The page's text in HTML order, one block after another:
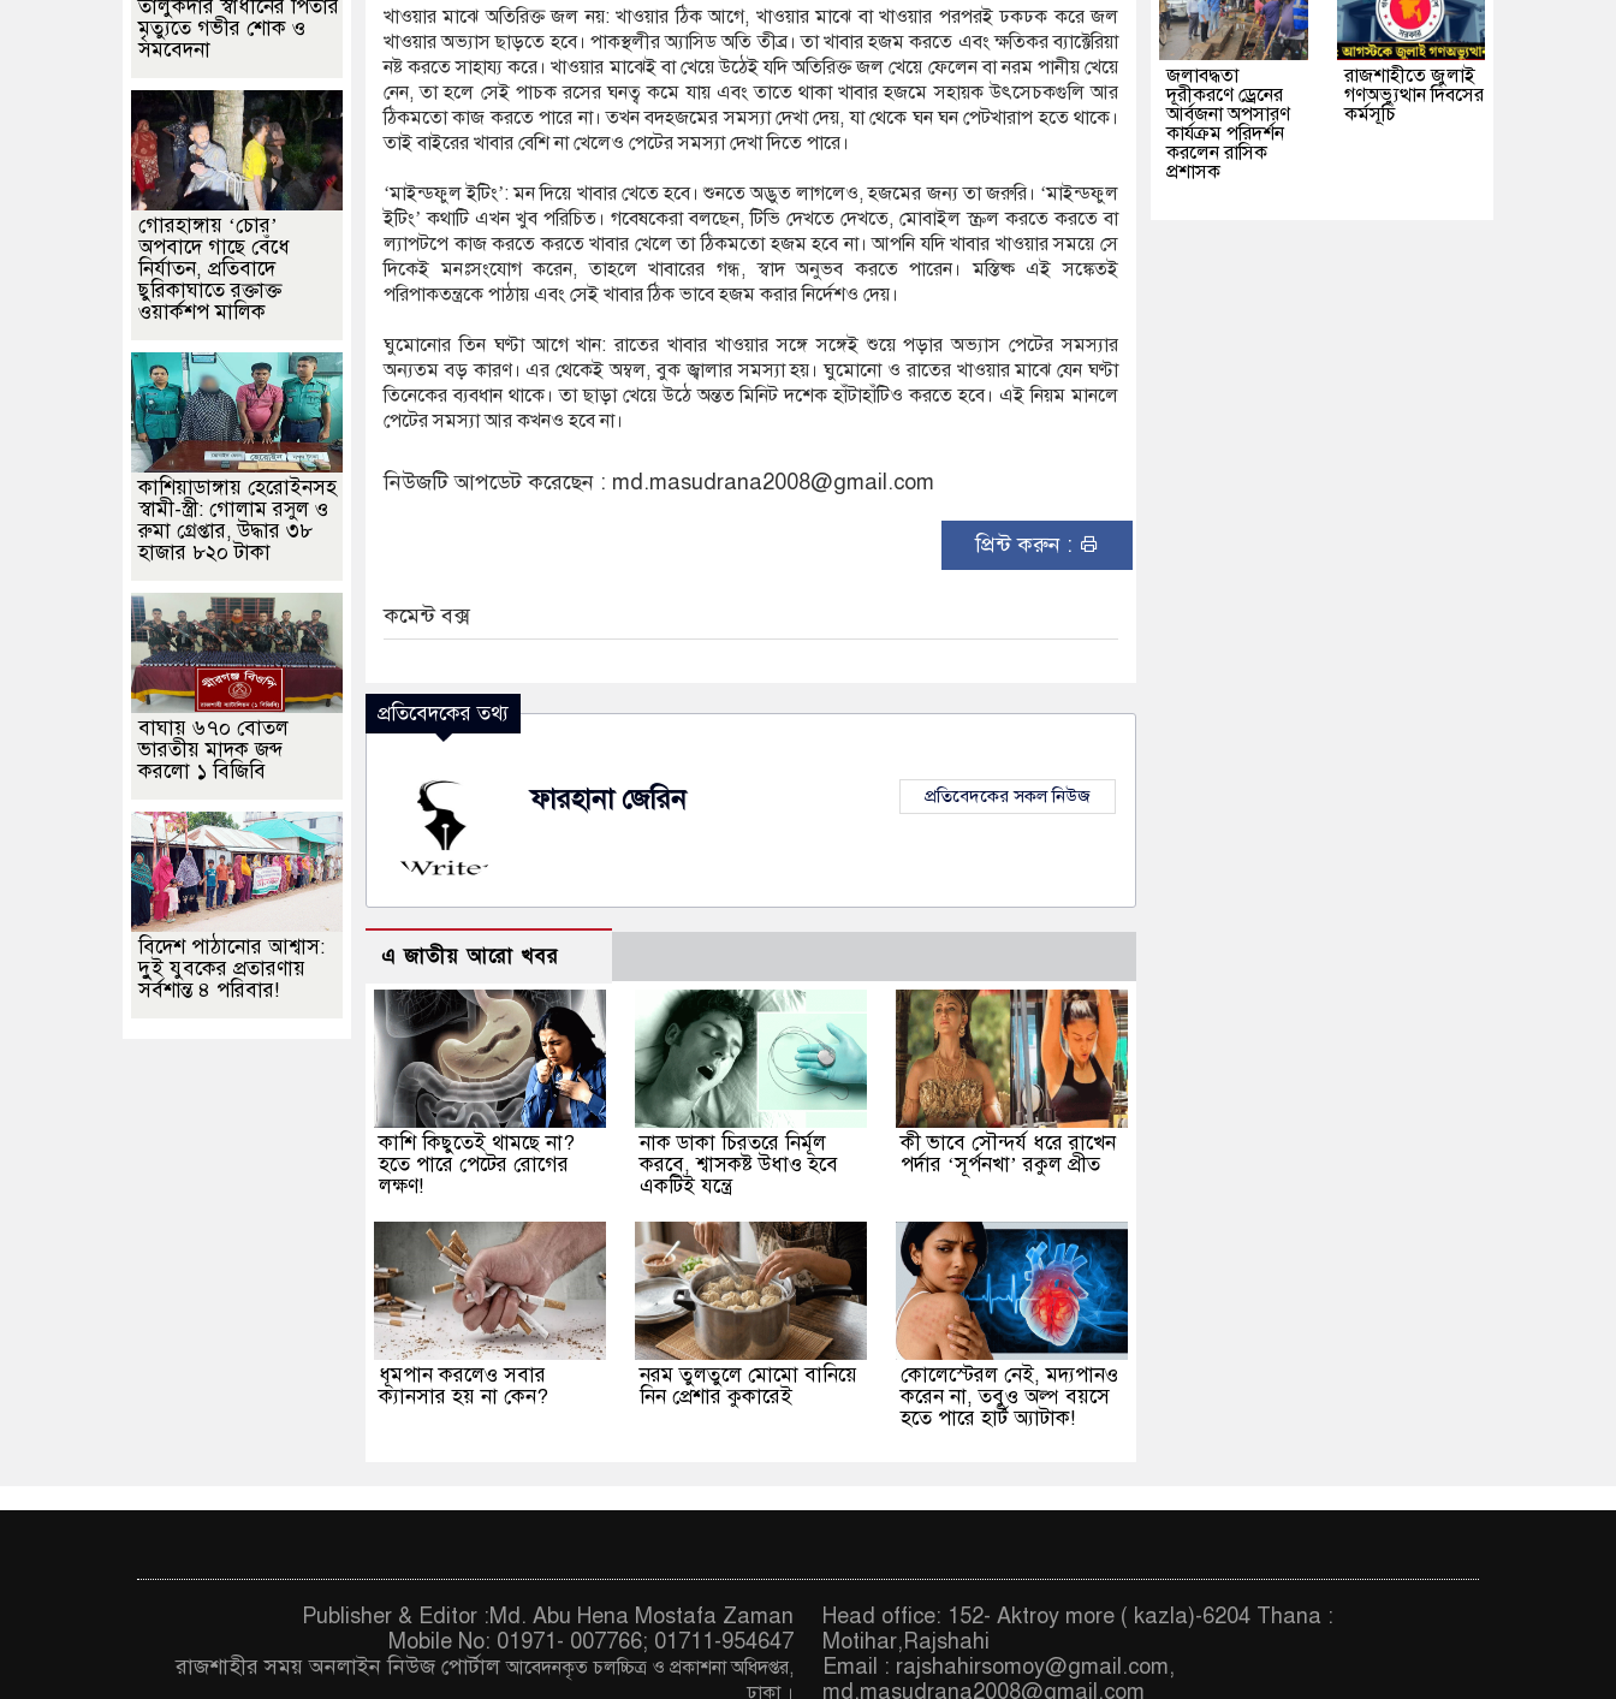
খাওয়ার মাঝে অতিরিক্ত জল নয়: খাওয়ার ঠিক আগে, খাওয়ার মাঝে বা খাওয়ার পরপরই ঢকঢক করে জল
খাওয়ার অভ্যাস ছাড়তে হবে। পাকস্থলীর অ্যাসিড অতি তীব্র। তা খাবার হজম করতে এবং ক্ষতিকর ব্যাক্টেরিয়া
নষ্ট করতে সাহায্য করে। খাওয়ার মাঝেই বা খেয়ে উঠেই যদি অতিরিক্ত জল খেয়ে ফেলেন বা নরম পানীয় খেয়ে
নেন, তা হলে সেই পাচক রসের ঘনত্ব কমে যায় এবং তাতে থাকা খাবার হজমে সহায়ক উৎসেচকগুলি আর
ঠিকমতো কাজ করতে পারে না। তখন বদহজমের সমস্যা দেখা দেয়, যা থেকে ঘন ঘন পেটখারাপ হতে থাকে।
তাই বাইরের খাবার বেশি না খেলেও পেটের সমস্যা দেখা দিতে পারে।
‘মাইন্ডফুল ইটিং’: মন দিয়ে খাবার খেতে হবে। শুনতে অদ্ভুত লাগলেও, হজমের জন্য তা জরুরি। ‘মাইন্ডফুল
ইটিং’ কথাটি এখন খুব পরিচিত। গবেষকেরা বলছেন, টিভি দেখতে দেখতে, মোবাইল স্ক্রল করতে করতে বা
ল্যাপটপে কাজ করতে করতে খাবার খেলে তা ঠিকমতো হজম হবে না। আপনি যদি খাবার খাওয়ার সময়ে সে
দিকেই মনঃসংযোগ করেন, তাহলে খাবারের গন্ধ, স্বাদ অনুভব করতে পারেন। মস্তিষ্ক এই সঙ্কেতই
পরিপাকতন্ত্রকে পাঠায় এবং সেই খাবার ঠিক ভাবে হজম করার নির্দেশও দেয়।
ঘুমোনোর তিন ঘণ্টা আগে খান: রাতের খাবার খাওয়ার সঙ্গে সঙ্গেই শুয়ে পড়ার অভ্যাস পেটের সমস্যার
অন্যতম বড় কারণ। এর থেকেই অম্বল, বুক জ্বালার সমস্যা হয়। ঘুমোনো ও রাতের খাওয়ার মাঝে যেন ঘণ্টা
তিনেকের ব্যবধান থাকে। তা ছাড়া খেয়ে উঠে অন্তত মিনিট দশেক হাঁটাহাঁটিও করতে হবে। এই নিয়ম মানলে
পেটের সমস্যা আর কখনও হবে না।
নিউজটি আপডেট করেছেন : md.masudrana2008@gmail.com
প্রিন্ট করুন :
কমেন্ট বক্স
প্রতিবেদকের তথ্য
ফারহানা জেরিন প্রতিবেদকের সকল নিউজ
এ জাতীয় আরো খবর
কাশি কিছুতেই থামছে না?
হতে পারে পেটের রোগের
লক্ষণ!
নাক ডাকা চিরতরে নির্মূল
করবে, শ্বাসকষ্ট উধাও হবে
একটিই যন্ত্রে
কী ভাবে সৌন্দর্য ধরে রাখেন
পর্দার ‘সূর্পনখা’ রকুল প্রীত
ধূমপান করলেও সবার
ক্যানসার হয় না কেন?
নরম তুলতুলে মোমো বানিয়ে
নিন প্রেশার কুকারেই
কোলেস্টেরল নেই, মদ্যপানও
করেন না, তবুও অল্প বয়সে
হতে পারে হার্ট অ্যাটাক!
তালুকদার স্বাধীনের পিতার
মৃত্যুতে গভীর শোক ও
সমবেদনা
গোরহাঙ্গায় ‘চোর’
অপবাদে গাছে বেঁধে
নির্যাতন, প্রতিবাদে
ছুরিকাঘাতে রক্তাক্ত
ওয়ার্কশপ মালিক
কাশিয়াডাঙ্গায় হেরোইনসহ
স্বামী-স্ত্রী: গোলাম রসুল ও
রুমা গ্রেপ্তার, উদ্ধার ৩৮
হাজার ৮২০ টাকা
বাঘায় ৬৭০ বোতল
ভারতীয় মাদক জব্দ
করলো ১ বিজিবি
বিদেশ পাঠানোর আশ্বাস:
দুুই যুবকের প্রতারণায়
সর্বশান্ত ৪ পরিবার!
জলাবদ্ধতা
দূরীকরণে ড্রেনের
আর্বজনা অপসারণ
কার্যক্রম পরিদর্শন
করলেন রাসিক
প্রশাসক
রাজশাহীতে জুলাই
গণঅভ্যুত্থান দিবসের
কর্মসূচি
Publisher & Editor :Md. Abu Hena Mostafa Zaman
Mobile No: 01971- 007766; 01711-954647
রাজশাহীর সময় অনলাইন নিউজ পোর্টালআবেদনকৃত চলচ্চিত্র ও প্রকাশনা অধিদপ্তর,
ঢাকা ।
Head office: 152- Aktroy more ( kazla)-6204 Thana :
Motihar,Rajshahi
Email : rajshahirsomoy@gmail.com,
md.masudrana2008@gmail.com